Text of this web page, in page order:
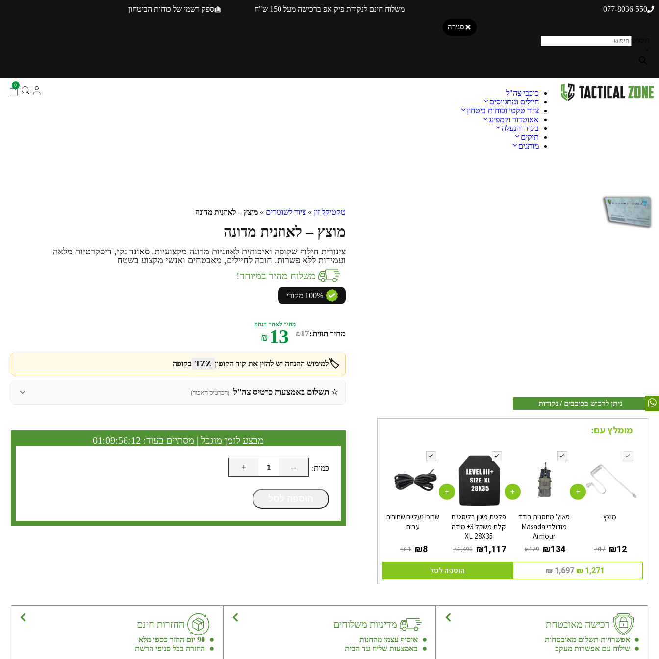
077-8036-550 משלוח חינם לנקודת פיק אפ ברכישה מעל 150 ש"ח ספק רשמי של כוחות הביטחון
סגירה
כוכבי צה"ל
חיילים ומתגייסים
ציוד טקטי וכוחות ביטחון
אאוטדור וקמפינג
ביגוד והנעלה
תיקים
מותגים
0
ניתן לרכוש בכוכבים / נקודות
מומלץ עם:
מוצץ
+
פאוץ' מחסנית בודד
מודולרי Masada
Armour
‏179 ₪ ‏134 ₪
+
פלטת מיגון בליסטית
קלת משקל 3+ מידה
XL 28X35
‏1,490 ₪ ‏1,117 ₪
+
שרוכי נעליים שחורים
עבים
‏11 ₪ ‏8 ₪
‏1,697 ₪ הוספה לסל
טקטיקל זון » ציוד לשוטרים » מוצץ – לאוזנית מדונה
מוצץ – לאוזנית מדונה
צינורית חילוף שקופה ואיכותית לאוזניות מדונה מקצועיות. סאונד נקי, דיסקרטיות מלאה
ועמידות ללא פשרות. חובה לחיילים, מאבטחים ואנשי מקצוע בשטח
משלוח מהיר במיוחד!
100% מקורי
מחיר תווית: ₪17
מחיר לאחר הנחה
₪ 13
🏷️למימוש ההנחה יש להזין את קוד הקופון TZZ בקופה
⭐ תשלום באמצעות כרטיס צה"ל (הכרטיס האפור)
מבצע לזמן מוגבל | מסתיים בעוד: 01:09:56:11
–
+
רכישה מאובטחת
אפשרויות תשלום מאובטחות
שילוח עם אפשרות מעקב
מדיניות משלוחים
איסוף עצמי מהחנות
באמצעות שליח עד הבית
החזרות חינם
90 יום החזר כספי מלא
החזרה בכל סניפי הרשת